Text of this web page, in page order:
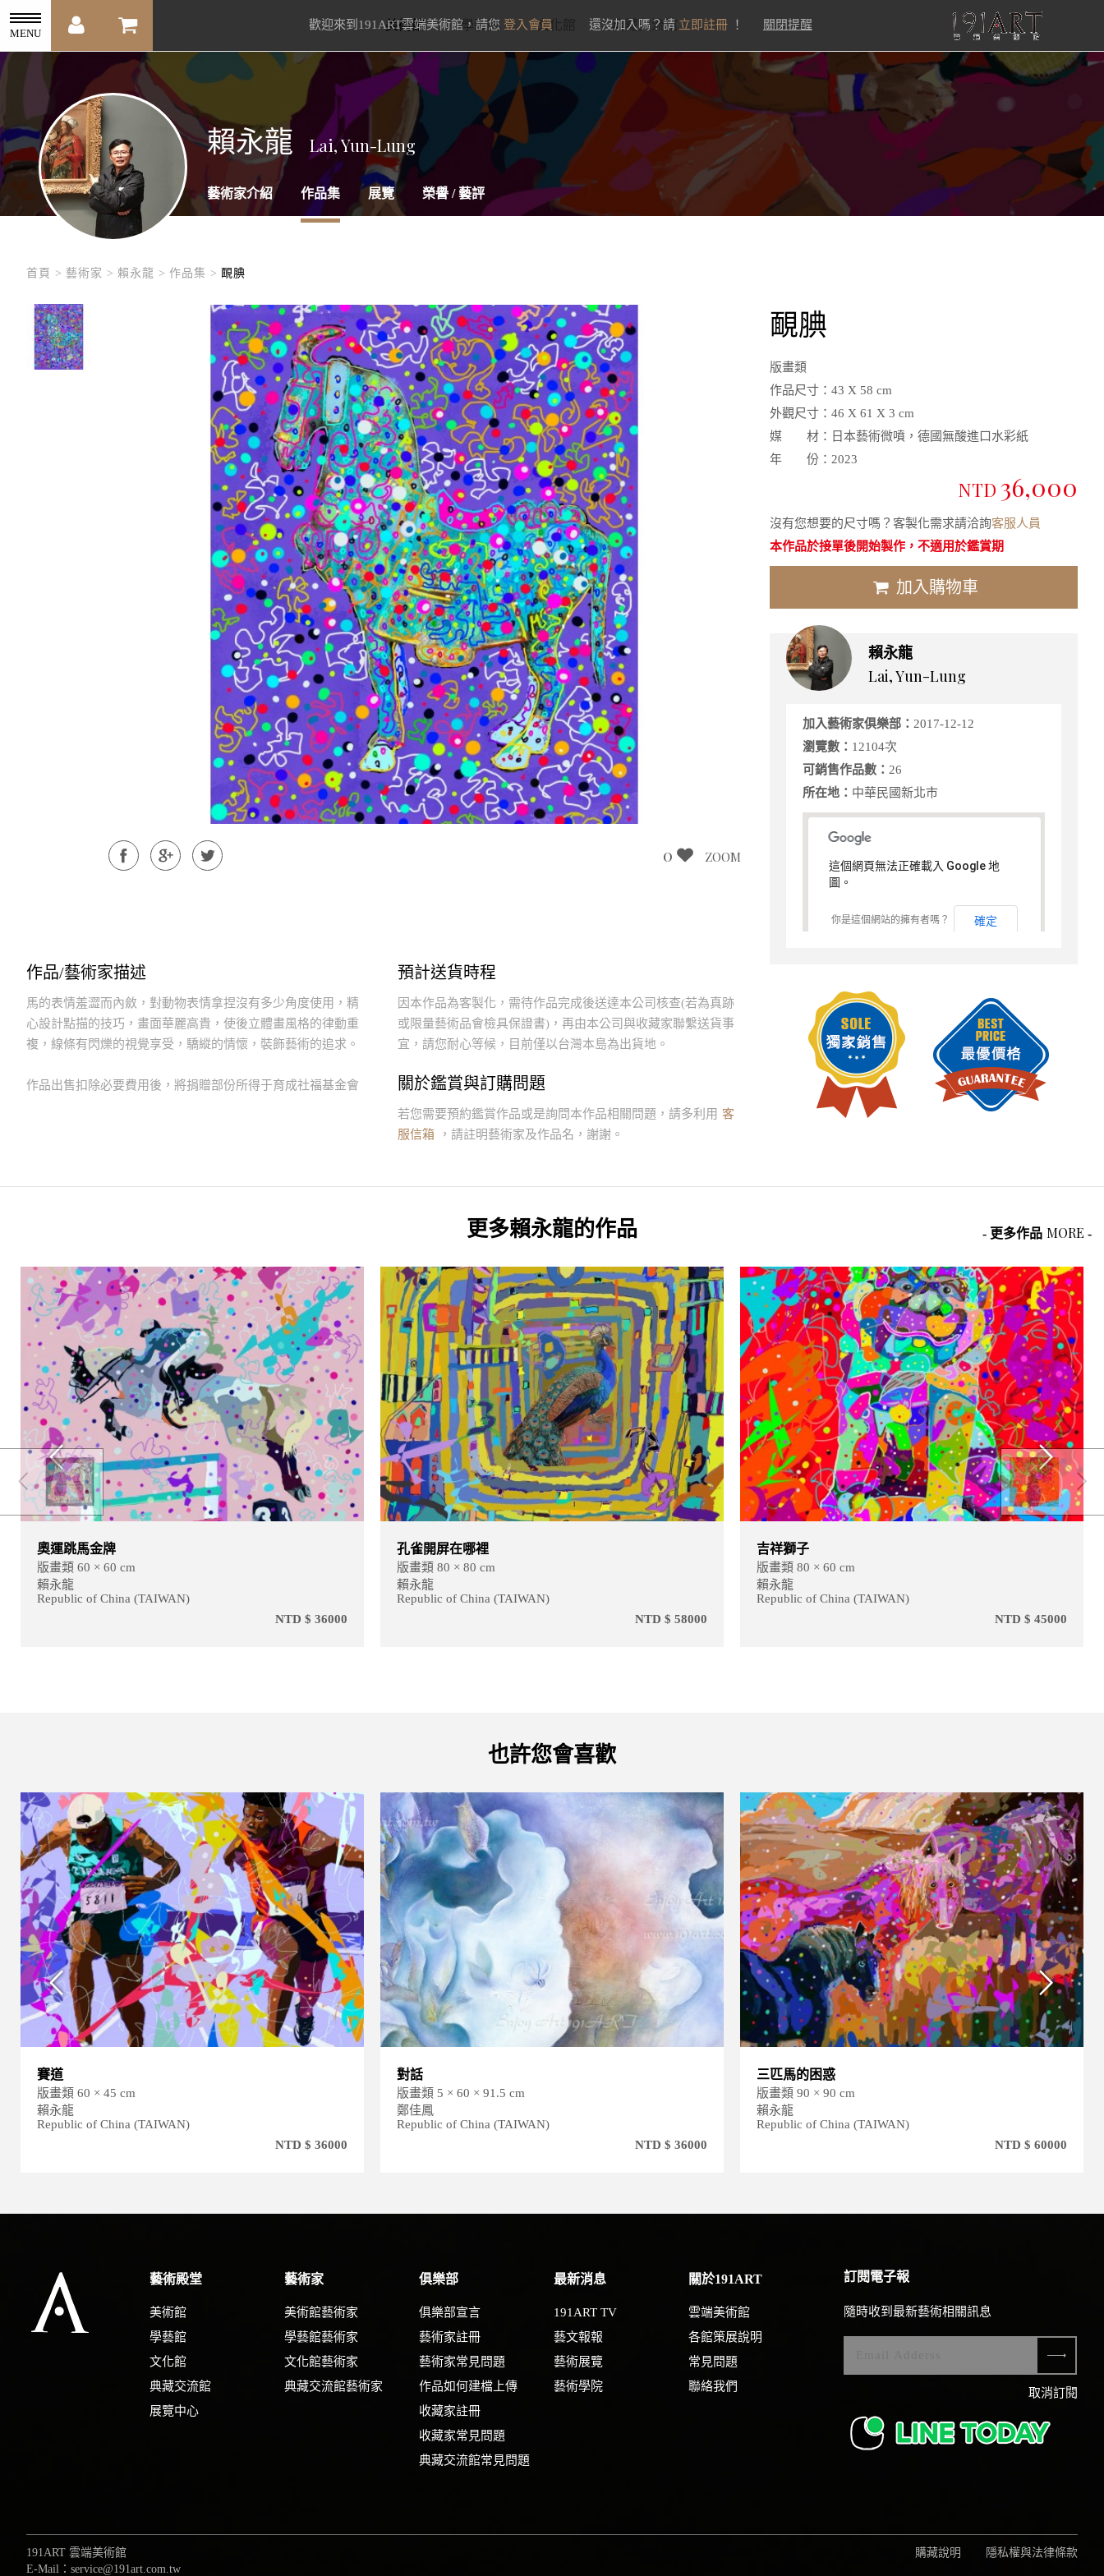
歡迎來到191ART雲端美術館，請您 登入會員 還沒加入嗎？請 立即註冊！ 關閉提醒
MENU
美術館 學藝館 文化館 典藏交流館
賴永龍 Lai, Yun-Lung
藝術家介紹 作品集 展覽 榮譽 / 藝評
首頁 > 藝術家 > 賴永龍 > 作品集 > 靦腆
0 ZOOM
作品/藝術家描述
馬的表情羞澀而內斂，對動物表情拿捏沒有多少角度使用，精
心設計點描的技巧，畫面華麗高貴，使後立體畫風格的律動重
複，線條有閃爍的視覺享受，驕縱的情懷，裝飾藝術的追求。
作品出售扣除必要費用後，將捐贈部份所得于育成社福基金會
預計送貨時程
因本作品為客製化，需待作品完成後送達本公司核查(若為真跡
或限量藝術品會檢具保證書)，再由本公司與收藏家聯繫送貨事
宜，請您耐心等候，目前僅以台灣本島為出貨地。
關於鑑賞與訂購問題
若您需要預約鑑賞作品或是詢問本作品相關問題，請多利用 客
服信箱
，請註明藝術家及作品名，謝謝。
靦腆
版畫類
作品尺寸： 43 X 58 cm
外觀尺寸： 46 X 61 X 3 cm
媒 材： 日本藝術微噴，德國無酸進口水彩紙
年 份： 2023
NTD 36,000
沒有您想要的尺寸嗎？客製化需求請洽詢客服人員
本作品於接單後開始製作，不適用於鑑賞期
加入購物車
賴永龍
Lai, Yun-Lung
加入藝術家俱樂部： 2017-12-12
瀏覽數： 12104次
可銷售作品數： 26
所在地： 中華民國新北市
這個網頁無法正確載入 Google 地
圖。
你是這個網站的擁有者嗎？ 確定
更多賴永龍的作品 - 更多作品 MORE -
奧運跳馬金牌
版畫類 60 × 60 cm
賴永龍
Republic of China (TAIWAN)
NTD $ 36000
孔雀開屏在哪裡
版畫類 80 × 80 cm
賴永龍
Republic of China (TAIWAN)
NTD $ 58000
吉祥獅子
版畫類 80 × 60 cm
賴永龍
Republic of China (TAIWAN)
NTD $ 45000
也許您會喜歡
賽道
版畫類 60 × 45 cm
賴永龍
Republic of China (TAIWAN)
NTD $ 36000
對話
版畫類 5 × 60 × 91.5 cm
鄭佳鳳
Republic of China (TAIWAN)
NTD $ 36000
三匹馬的困惑
版畫類 90 × 90 cm
賴永龍
Republic of China (TAIWAN)
NTD $ 60000
藝術殿堂
美術館
學藝館
文化館
典藏交流館
展覽中心
藝術家
美術館藝術家
學藝館藝術家
文化館藝術家
典藏交流館藝術家
俱樂部
俱樂部宣言
藝術家註冊
藝術家常見問題
作品如何建檔上傳
收藏家註冊
收藏家常見問題
典藏交流館常見問題
最新消息
191ART TV
藝文報報
藝術展覽
藝術學院
關於191ART
雲端美術館
各館策展說明
常見問題
聯絡我們
訂閱電子報
隨時收到最新藝術相關訊息
取消訂閱
191ART 雲端美術館
E-Mail：service@191art.com.tw
購藏說明 隱私權與法律條款